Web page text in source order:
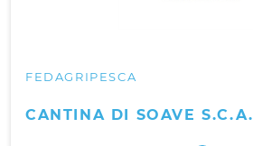
FEDAGRIPESCA
CANTINA DI SOAVE S.C.A.